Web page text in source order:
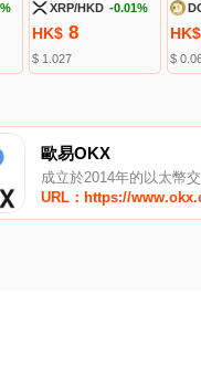
XRP/HKD -0.01%
HK$ 8
$ 1.027
HK$
$
歐易OKX
成立於2014年的以太幣
URL：https://